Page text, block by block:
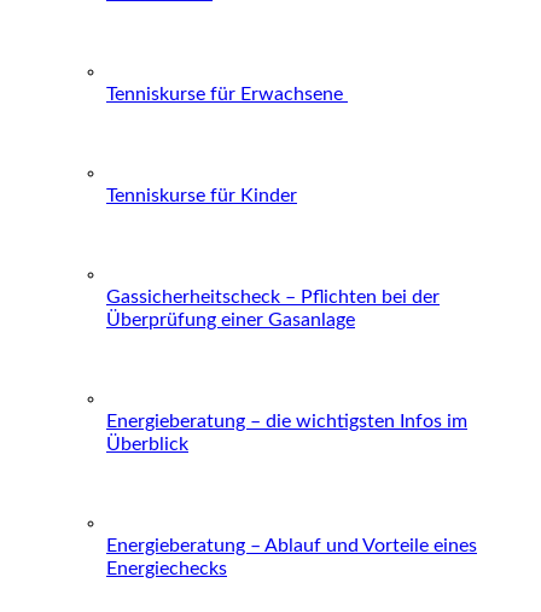
Tenniskurse für Erwachsene
Tenniskurse für Kinder
Gassicherheitscheck – Pflichten bei der
Überprüfung einer Gasanlage
Energieberatung – die wichtigsten Infos im
Überblick
Energieberatung – Ablauf und Vorteile eines
Energiechecks